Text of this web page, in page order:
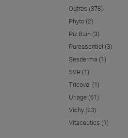
Outras (378)
Phyto (2)
Piz Buin (3)
Puressentiel (3)
Sesderma (1)
SVR (1)
Tricovel (1)
Uriage (61)
Vichy (23)
Vitaceutics (1)